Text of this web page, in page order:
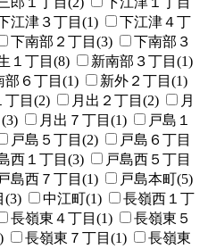
江津３丁目(1)
下江津４丁
下南部２丁目(3)
下南部３
１丁目(8)
新南部３丁目(1)
部６丁目(1)
新外２丁目(1)
丁目(2) 月出２丁目(2)
月
月出７丁目(1)
戸島１
戸島５丁目(2)
戸島６丁目
西１丁目(3)
戸島西５丁目
戸島西７丁目(1)
戸島本町(5)
(3) 中江町(1)
長嶺西１丁
長嶺東４丁目(1)
長嶺東５
長嶺東７丁目(1)
長嶺東